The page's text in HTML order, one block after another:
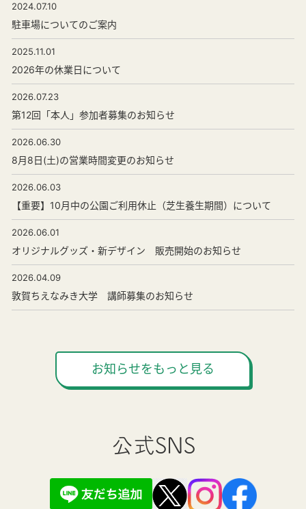
2024.07.10
駐車場についてのご案内
2025.11.01
2026年の休業日について
2026.07.23
第12回「本人」参加者募集のお知らせ
2026.06.30
8月8日(土)の営業時間変更のお知らせ
2026.06.03
【重要】10月中の公園ご利用休止（芝生養生期間）について
2026.06.01
オリジナルグッズ・新デザイン 販売開始のお知らせ
2026.04.09
敦賀ちえなみき大学 講師募集のお知らせ
お知らせをもっと見る
公式SNS